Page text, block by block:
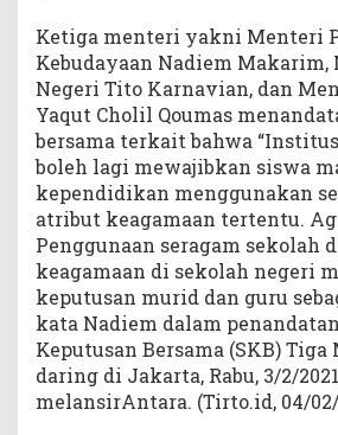
Ketiga menteri yakni Menteri
Kebudayaan Nadiem Makarim,
Negeri Tito Karnavian, dan
Yaqut Cholil Qoumas
bersama terkait bahwa
boleh lagi mewajibkan siswa
kependidikan menggunakan
atribut keagamaan tertentu.
Penggunaan seragam sekolah
keagamaan di sekolah negeri
keputusan murid dan guru
kata Nadiem dalam
Keputusan Bersama (SKB)
daring di Jakarta, Rabu, 3/2/
melansirAntara. (Tirto.id, 04/02/